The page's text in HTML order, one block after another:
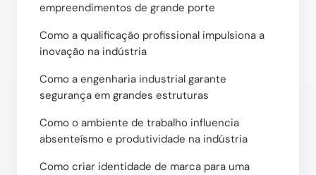
empreendimentos de grande porte
Como a qualificação profissional impulsiona a
inovação na indústria
Como a engenharia industrial garante
segurança em grandes estruturas
Como o ambiente de trabalho influencia
absenteísmo e produtividade na indústria
Como criar identidade de marca para uma